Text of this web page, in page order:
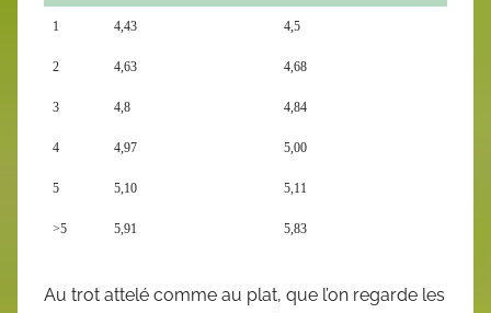
1 4,43 4,5
2 4,63 4,68
3 4,8 4,84
4 4,97 5,00
5 5,10 5,11
>5 5,91 5,83
Au trot attelé comme au plat, que l’on regarde les